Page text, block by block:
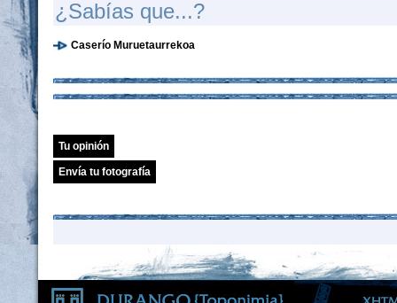
¿Sabías que...?
Caserío Muruetaurrekoa
Tu opinión
Envía tu fotografía